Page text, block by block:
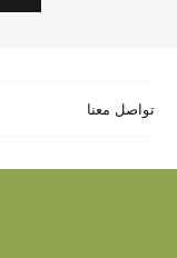
تواصل معنا